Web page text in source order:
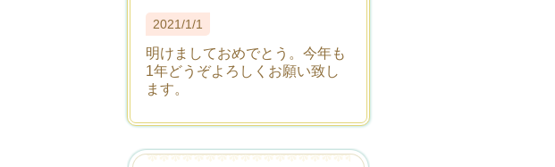
2021/1/1
明けましておめでとう。今年も
1年どうぞよろしくお願い致し
ます。